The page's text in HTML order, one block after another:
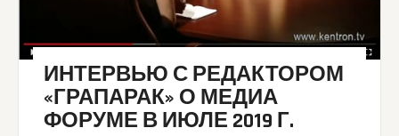
ИНТЕРВЬЮ С РЕДАКТОРОМ
«ГРАПАРАК» О МЕДИА
ФОРУМЕ В ИЮЛЕ 2019 Г.